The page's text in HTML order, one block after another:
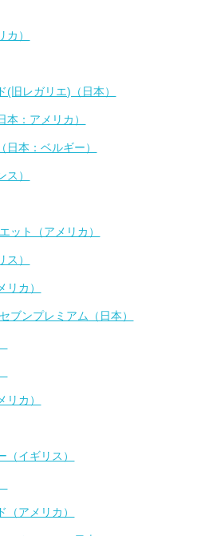
カ）
(旧レガリエ)（日本）
本：アメリカ）
日本：ベルギー）
ス）
ット（アメリカ）
）
リカ）
ブンプレミアム（日本）
リカ）
（イギリス）
（アメリカ）